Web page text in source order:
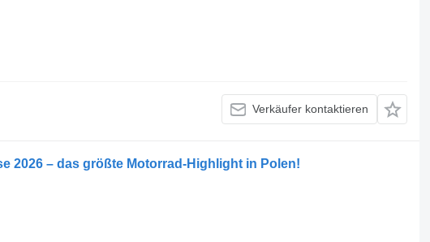
Verkäufer kontaktieren
2026 – das größte Motorrad-Highlight in Polen!